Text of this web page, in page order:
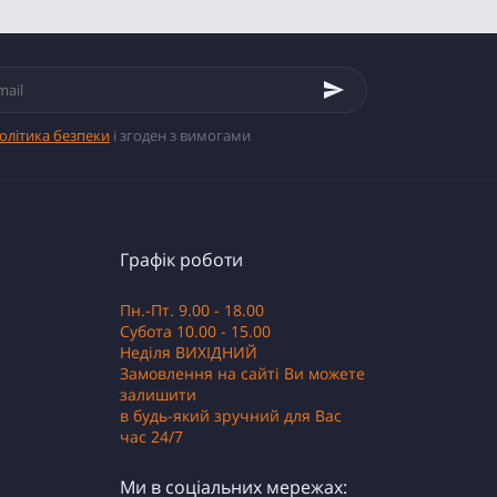
безпеки і згоден з вимогами
Графік роботи
Пн.-Пт. 9.00 - 18.00
Субота 10.00 - 15.00
Неділя ВИХІДНИЙ
Замовлення на сайті Ви можете
залишити
в будь-який зручний для Вас
час 24/7
Ми в соціальних мережах: